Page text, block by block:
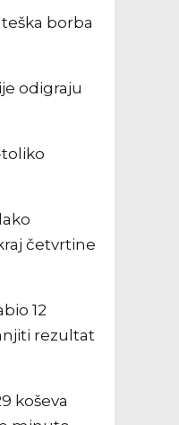
borba
odigraju
toliko
četvrtine
12
rezultat
koševa